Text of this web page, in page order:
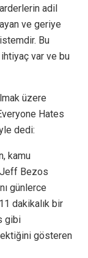
adil
ve geriye
Bu
ihtiyaç var ve bu
üzere
Hates
dedi:
kamu
Bezos
günlerce
dakikalık bir
gibi
gösteren